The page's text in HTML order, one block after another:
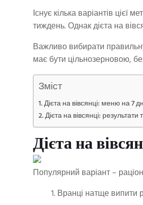
Існує кілька варіантів цієї
тиждень. Однак дієта на
Важливо вибирати
має бути цільнозерновою,
Зміст
Дієта на вівсянці: меню на 7
Дієта на вівсянці: результати
Дієта на
Популярний варіант –
Вранці натще випити